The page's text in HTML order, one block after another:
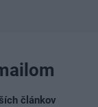
článkov